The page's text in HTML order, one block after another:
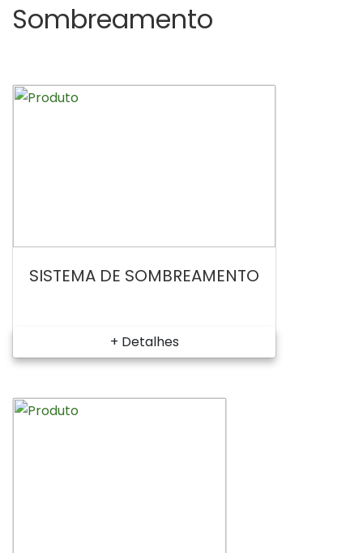
Sombreamento
SISTEMA DE SOMBREAMENTO
+ Detalhes